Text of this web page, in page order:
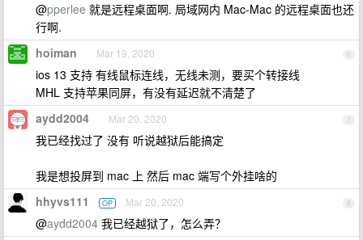
@pperlee 就是远程桌面啊. 局域网内 Mac-Mac 的远程桌面也还
行啊.
6
hoiman Mar 19, 2020
ios 13 支持 有线鼠标连线，无线未测，要买个转接线
MHL 支持苹果同屏，有没有延迟就不清楚了
7
aydd2004 Mar 20, 2020
我已经找过了 没有 听说越狱后能搞定
我是想投屏到 mac 上 然后 mac 端写个外挂啥的
8
hhyvs111 OP Mar 20, 2020
@aydd2004 我已经越狱了，怎么弄？